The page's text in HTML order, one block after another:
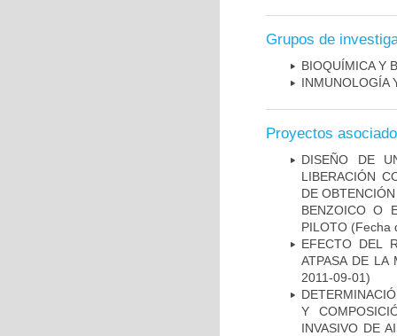
Grupos de
BIOQUÍMICA Y
INMUNOLOGÍA
Proyectos
DISEÑO DE
LIBERACIÓN
DE
BENZOICO O
PILOTO (Fecha
EFECTO DEL
ATPASA DE LA
2011-09-01)
Y
INVASIVO DE